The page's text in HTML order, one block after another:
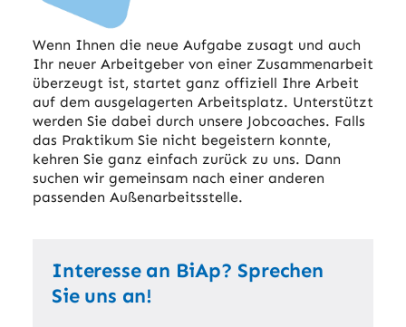
Wenn Ihnen die neue Aufgabe zusagt und auch
Ihr neuer Arbeitgeber von einer Zusammenarbeit
überzeugt ist, startet ganz offiziell Ihre Arbeit
auf dem ausgelagerten Arbeitsplatz. Unterstützt
werden Sie dabei durch unsere Jobcoaches. Falls
das Praktikum Sie nicht begeistern konnte,
kehren Sie ganz einfach zurück zu uns. Dann
suchen wir gemeinsam nach einer anderen
passenden Außenarbeitsstelle.
Interesse an BiAp? Sprechen
Sie uns an!